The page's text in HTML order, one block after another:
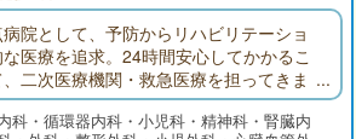
院として、予防からリハビリテーショ
医療を追求。24時間安心してかかるこ
二次医療機関・救急医療を担ってきま
ふたわ診療所(主に外来部門)、ふれあい
門）、二和在宅介護支援センター、八
科・循環器内科・小児科・精神科・腎臓内